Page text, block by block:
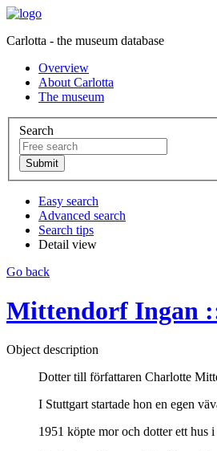
Carlotta - the museum database
Overview
About Carlotta
The museum
Search
Easy search
Advanced search
Search tips
Detail view
Go back
Mittendorf Ingan
Object description
Dotter till författaren Charlotte
I Stuttgart startade hon en egen
1951 köpte mor och dotter ett hus